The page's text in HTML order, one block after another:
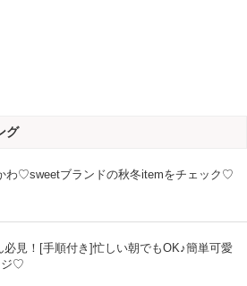
グ
わ♡sweetブランドの秋冬itemをチェック♡
必見！[手順付き]忙しい朝でもOK♪簡単可愛
ジ♡